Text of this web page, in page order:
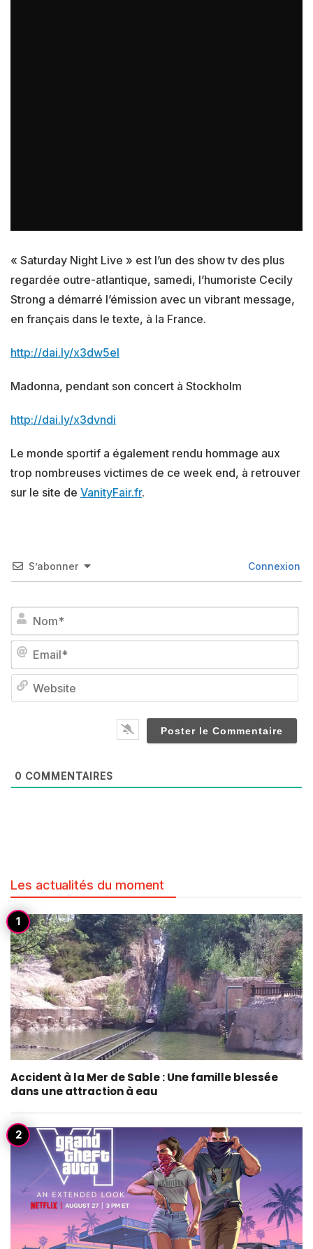
« Saturday Night Live » est l’un des show tv des plus
regardée outre-atlantique, samedi, l’humoriste Cecily
Strong a démarré l’émission avec un vibrant message,
en français dans le texte, à la France.
http://dai.ly/x3dw5el
Madonna, pendant son concert à Stockholm
http://dai.ly/x3dvndi
Le monde sportif a également rendu hommage aux
trop nombreuses victimes de ce week end, à retrouver
sur le site de VanityFair.fr.
S’abonner Connexion
0 COMMENTAIRES
Les actualités du moment
Accident à la Mer de Sable : Une famille blessée
dans une attraction à eau